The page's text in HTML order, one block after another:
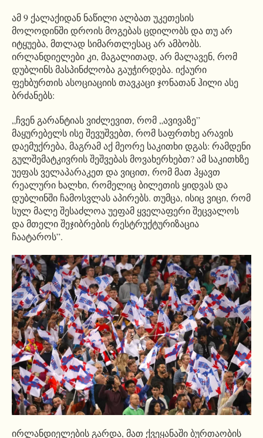
ამ 9 ქალაქიდან ნაწილი ალბათ უკეთესის
მოლოდინში დროის მოგებას ცდილობს და თუ არ
იტყუება, მთლად სიმართლესაც არ ამბობს.
ირლანდიელები კი, მაგალითად, არ მალავენ, რომ
დუბლინს მასპინძლობა გაუჭირდება. იქაური
ფეხბურთის ასოციაციის თავკაცი ჯონათან ჰილი ასე
ბრძანებს:
„ჩვენ გარანტიას ვიძლევით, რომ „ავივაზე”
მაყურებელს ისე შევუშვებთ, რომ საფრთხე არავის
დაემუქრება, მაგრამ აქ მეორე საკითხი დგას: რამდენი
გულშემატკივრის შეშვებას მოვახერხებთ? ამ საკითხზე
უეფას ველაპარაკეთ და ვიცით, რომ მათ ჰყავთ
რეალური ხალხი, რომელიც ბილეთის ყიდვას და
დუბლინში ჩამოსვლას აპირებს. თუმცა, ისიც ვიცი, რომ
სულ მალე შესაძლოა უეფამ ყველაფერი შეცვალოს
და მთელი შეჯიბრების რესტრუქტურიზაცია
ჩაატაროს”.
ირლანდიელების გარდა, მათ ქვეყანაში ბურთაობის